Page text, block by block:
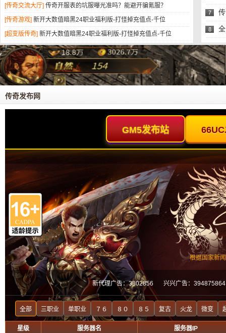
[传奇交流大厅] 传奇开服表的坑服曝光准吗？能避开骗氪服？
[传奇游戏] 新开大数值暗黑24职业福利版-打怪掉充值点-千位
[超变版传奇] 新开大数值暗黑24职业福利版-打怪掉充值点-千位
传奇发布网